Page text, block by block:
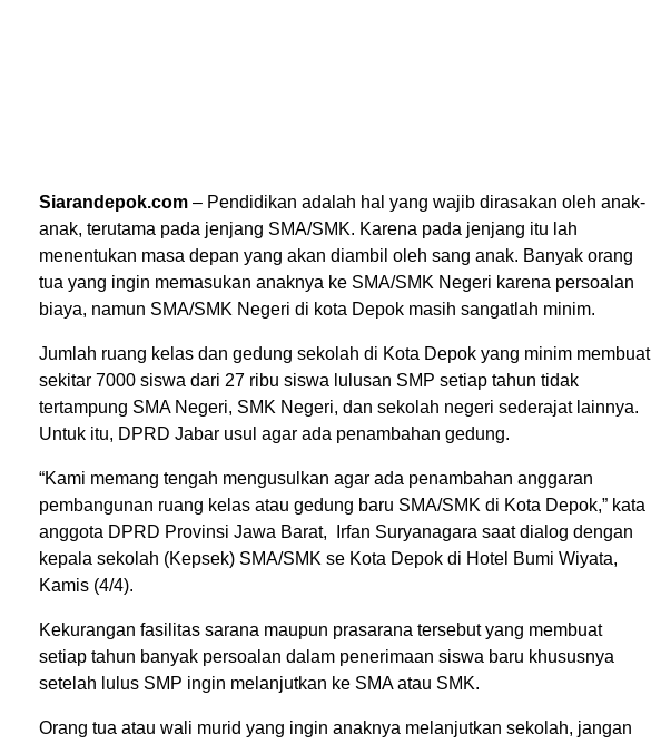
Siarandepok.com – Pendidikan adalah hal yang wajib dirasakan oleh anak-
anak, terutama pada jenjang SMA/SMK. Karena pada jenjang itu lah
menentukan masa depan yang akan diambil oleh sang anak. Banyak orang
tua yang ingin memasukan anaknya ke SMA/SMK Negeri karena persoalan
biaya, namun SMA/SMK Negeri di kota Depok masih sangatlah minim.
Jumlah ruang kelas dan gedung sekolah di Kota Depok yang minim membuat
sekitar 7000 siswa dari 27 ribu siswa lulusan SMP setiap tahun tidak
tertampung SMA Negeri, SMK Negeri, dan sekolah negeri sederajat lainnya.
Untuk itu, DPRD Jabar usul agar ada penambahan gedung.
“Kami memang tengah mengusulkan agar ada penambahan anggaran
pembangunan ruang kelas atau gedung baru SMA/SMK di Kota Depok,” kata
anggota DPRD Provinsi Jawa Barat, Irfan Suryanagara saat dialog dengan
kepala sekolah (Kepsek) SMA/SMK se Kota Depok di Hotel Bumi Wiyata,
Kamis (4/4).
Kekurangan fasilitas sarana maupun prasarana tersebut yang membuat
setiap tahun banyak persoalan dalam penerimaan siswa baru khususnya
setelah lulus SMP ingin melanjutkan ke SMA atau SMK.
Orang tua atau wali murid yang ingin anaknya melanjutkan sekolah, jangan